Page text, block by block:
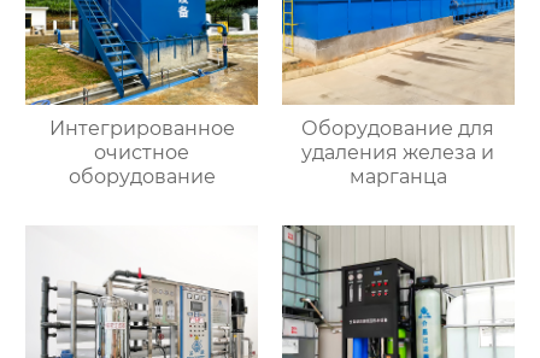
Интегрированное
очистное
оборудование
Оборудование для
удаления железа и
марганца